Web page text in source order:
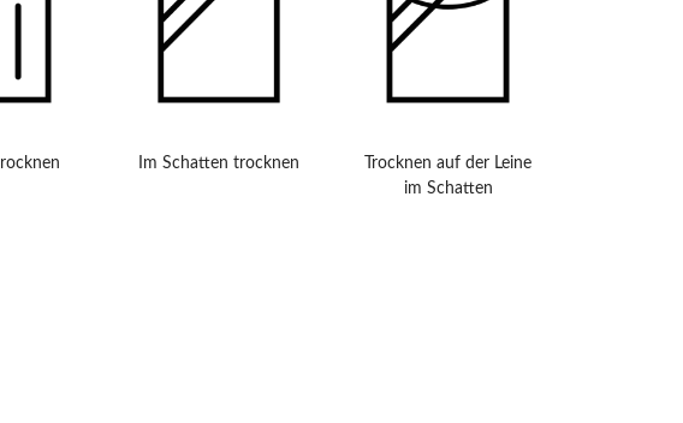
Im Schatten trocknen
Trocknen auf der Leine
im Schatten